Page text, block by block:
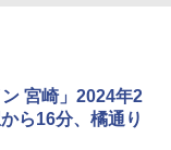
ン 宮崎」2024年2
ら16分、橘通り